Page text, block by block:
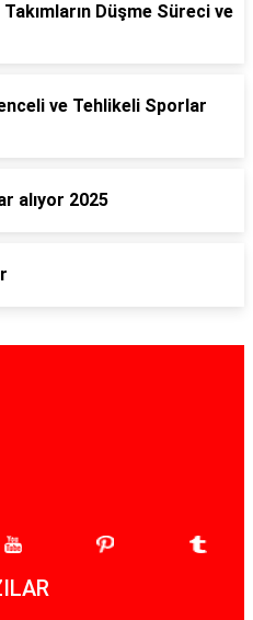
Düşme Süreci ve
ve Tehlikeli Sporlar
alıyor 2025